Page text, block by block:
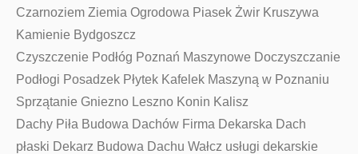
Czarnoziem Ziemia Ogrodowa Piasek Żwir Kruszywa
Kamienie Bydgoszcz
Czyszczenie Podłóg Poznań Maszynowe Doczyszczanie
Podłogi Posadzek Płytek Kafelek Maszyną w Poznaniu
Sprzątanie Gniezno Leszno Konin Kalisz
Dachy Piła Budowa Dachów Firma Dekarska Dach
płaski Dekarz Budowa Dachu Wałcz usługi dekarskie